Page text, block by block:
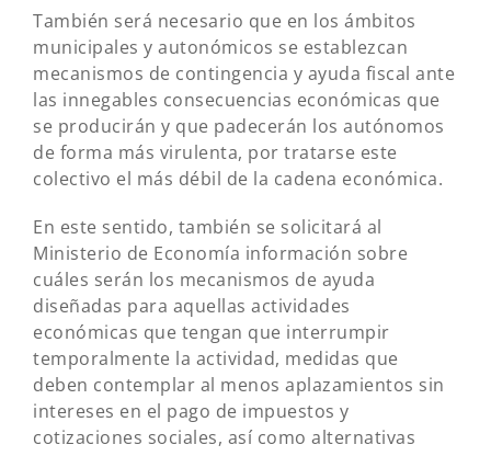
También será necesario que en los ámbitos
municipales y autonómicos se establezcan
mecanismos de contingencia y ayuda fiscal ante
las innegables consecuencias económicas que
se producirán y que padecerán los autónomos
de forma más virulenta, por tratarse este
colectivo el más débil de la cadena económica.
En este sentido, también se solicitará al
Ministerio de Economía información sobre
cuáles serán los mecanismos de ayuda
diseñadas para aquellas actividades
económicas que tengan que interrumpir
temporalmente la actividad, medidas que
deben contemplar al menos aplazamientos sin
intereses en el pago de impuestos y
cotizaciones sociales, así como alternativas